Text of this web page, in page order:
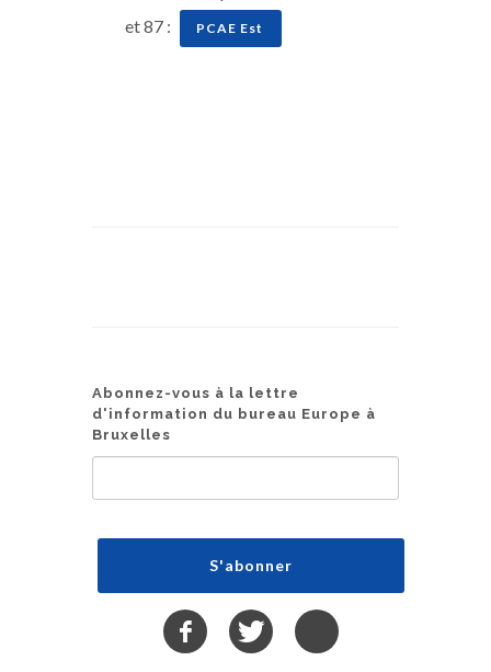
et 87 :
PCAE Est
Abonnez-vous à la lettre
d'information du bureau Europe à
Bruxelles